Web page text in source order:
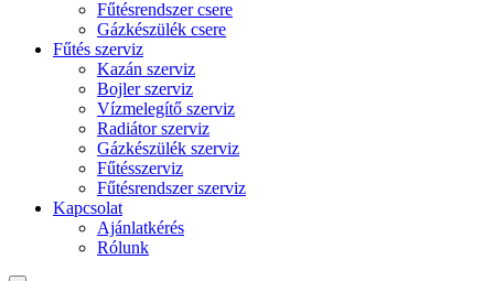
Fűtésrendszer csere
Gázkészülék csere
Fűtés szerviz
Kazán szerviz
Bojler szerviz
Vízmelegítő szerviz
Radiátor szerviz
Gázkészülék szerviz
Fűtésszerviz
Fűtésrendszer szerviz
Kapcsolat
Ajánlatkérés
Rólunk